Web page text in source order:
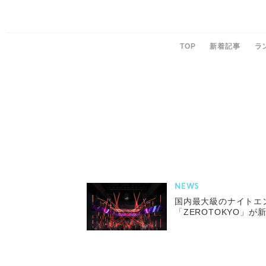
TOP 新着記事 ラ
NEWS
国内最大級のナイト
「ZEROTOKYO」が